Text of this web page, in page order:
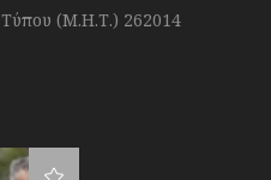
(Μ.Η.Τ.) 262014